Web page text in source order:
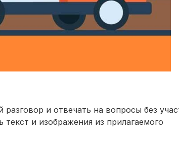
разговор и отвечать на вопросы без
и изображения из прилагаемого